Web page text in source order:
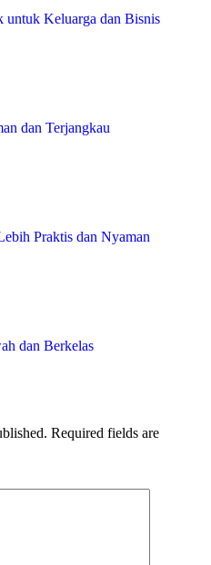
untuk Keluarga dan Bisnis
dan Terjangkau
Praktis dan Nyaman
dan Berkelas
Required fields are